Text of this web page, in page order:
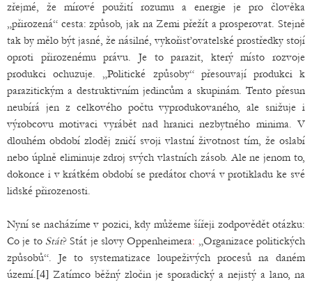
zřejmé, že mírové použití rozumu a energie je pro člověka
„přirozená“ cesta: způsob, jak na Zemi přežít a prosperovat. Stejně
tak by mělo být jasné, že násilné, vykořisťovatelské prostředky stojí
oproti přirozenému právu. Je to parazit, který místo rozvoje
produkci ochuzuje. „Politické způsoby“ přesouvají produkci k
parazitickým a destruktivním jedincům a skupinám. Tento přesun
neubírá jen z celkového počtu vyprodukovaného, ale snižuje i
výrobcovu motivaci vyrábět nad hranici nezbytného minima. V
dlouhém období zloděj zničí svoji vlastní životnost tím, že oslabí
nebo úplně eliminuje zdroj svých vlastních zásob. Ale ne jenom to,
dokonce i v krátkém období se predátor chová v protikladu ke své
lidské přirozenosti.
Nyní se nacházíme v pozici, kdy můžeme šířeji zodpovědět otázku:
Co je to Stát? Stát je slovy Oppenheimera: „Organizace politických
způsobů“. Je to systematizace loupeživých procesů na daném
území.[4] Zatímco běžný zločin je sporadický a nejistý a lano, na